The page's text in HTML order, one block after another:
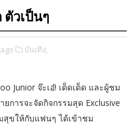
ตัวเป็นๆ
บันเทิง,
Junior จ๊ะเอ๋! เด็ดเด็ด และผู้ชม
ยการจะจัดกิจกรรมสุด Exclusive
สุขให้กับแฟนๆ ได้เข้าชม